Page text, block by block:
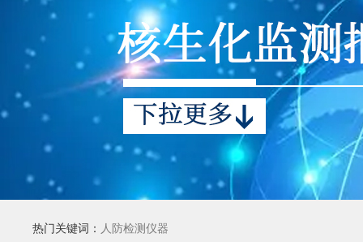
热门关键词： 人防检测仪器